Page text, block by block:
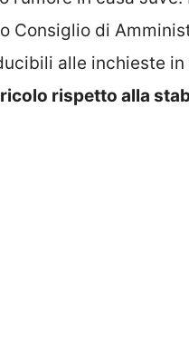
Consiglio di
alle inchieste
rispetto alla